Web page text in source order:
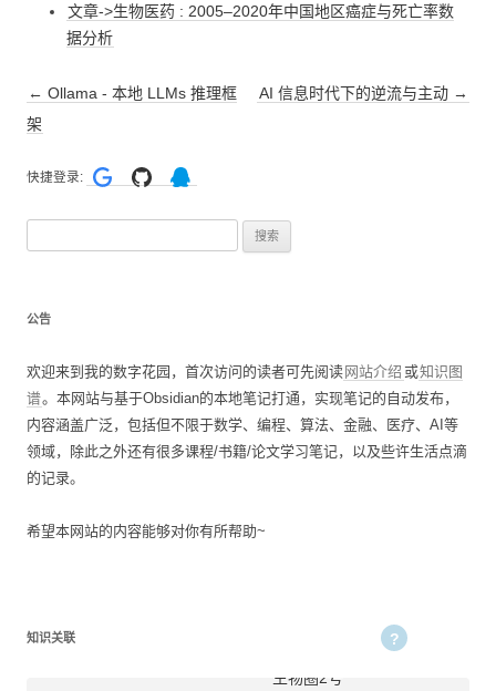
文章->生物医药 : 2005–2020年中国地区癌症与死亡率数
据分析
文
章
航
← Ollama - 本地 LLMs 推理框
架
AI 信息时代下的逆流与主动 →
快捷登录:
公告
欢迎来到我的数字花园，首次访问的读者可先阅读 网站介绍 或知识图
谱。本网站与基于Obsidian的本地笔记打通，实现笔记的自动发布，
内容涵盖广泛，包括但不限于数学、编程、算法、金融、医疗、AI等
领域，除此之外还有很多课程/书籍/论文学习笔记，以及些许生活点滴
的记录。
希望本网站的内容能够对你有所帮助~
知识关联
生物圈2号